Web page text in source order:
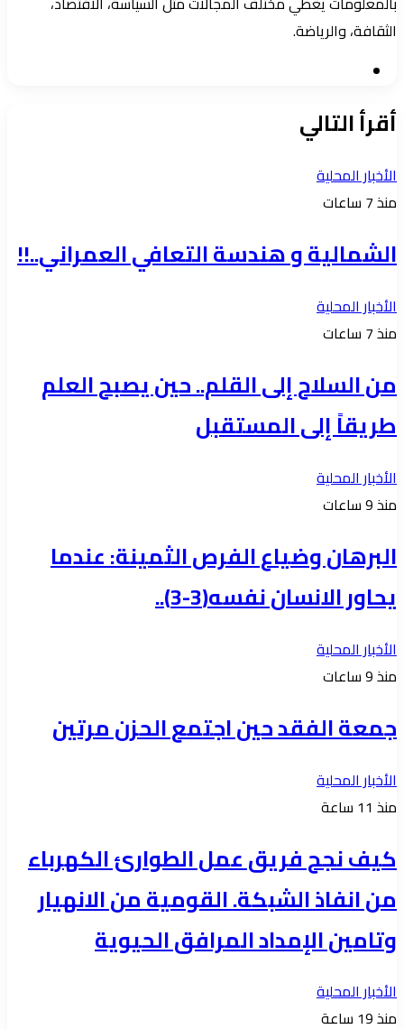
الثقافة، والرياضة.
أقرأ التالي
الأخبار المحلية
منذ 7 ساعات
الشمالية و هندسة التعافي العمراني..!!
الأخبار المحلية
منذ 7 ساعات
من السلاح إلى القلم.. حين يصبح العلم
طريقاً إلى المستقبل
الأخبار المحلية
منذ 9 ساعات
البرهان وضياع الفرص الثمينة: عندما
يحاور الانسان نفسه(3-3)..
الأخبار المحلية
منذ 9 ساعات
جمعة الفقد حين اجتمع الحزن مرتين
الأخبار المحلية
منذ 11 ساعة
كيف نجح فريق عمل الطوارئ الكهرباء
من انفاذ الشبكة. القومية من الانهيار
وتامين الإمداد المرافق الحيوية
الأخبار المحلية
منذ 19 ساعة